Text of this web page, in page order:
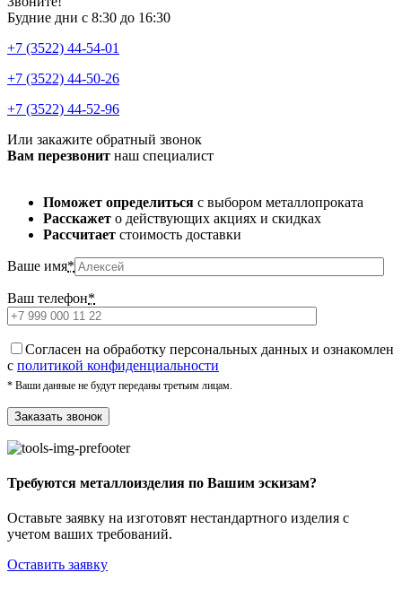
Будние дни с 8:30 до 16:30
+7 (3522) 44-54-01
+7 (3522) 44-50-26
+7 (3522) 44-52-96
Или закажите обратный звонок
Вам перезвонит наш специалист
Поможет определиться с выбором металлопроката
Расскажет о действующих акциях и скидках
Рассчитает стоимость доставки
Ваше имя*
Ваш телефон*
Cогласен на обработку персональных данных и ознакомлен
с политикой конфиденциальности
* Ваши данные не будут переданы третьим лицам.
Требуются металлоизделия по Вашим эскизам?
Оставьте заявку на изготовят нестандартного изделия с
учетом ваших требований.
Оставить заявку